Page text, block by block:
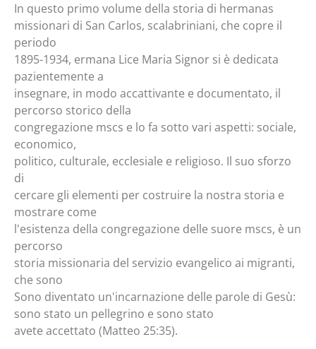
In questo primo volume della storia di hermanas
missionari di San Carlos, scalabriniani, che copre il
periodo
1895-1934, ermana Lice Maria Signor si è dedicata
pazientemente a
insegnare, in modo accattivante e documentato, il
percorso storico della
congregazione mscs e lo fa sotto vari aspetti: sociale,
economico,
politico, culturale, ecclesiale e religioso. Il suo sforzo
di
cercare gli elementi per costruire la nostra storia e
mostrare come
l'esistenza della congregazione delle suore mscs, è un
percorso
storia missionaria del servizio evangelico ai migranti,
che sono
Sono diventato un'incarnazione delle parole di Gesù:
sono stato un pellegrino e sono stato
avete accettato (Matteo 25:35).